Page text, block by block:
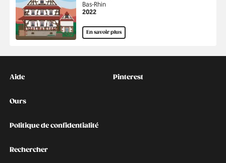
Région
Bas-Rhin
Année
2022
En savoir plus
Kontakt
Aide
Ours
Politique de confidentialité
Rechercher
Social
Pinterest